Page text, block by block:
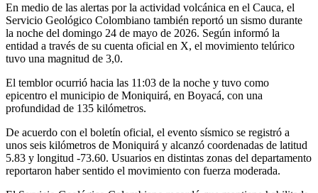
En medio de las alertas por la actividad volcánica en el Cauca, el
Servicio Geológico Colombiano también reportó un sismo durante
la noche del domingo 24 de mayo de 2026. Según informó la
entidad a través de su cuenta oficial en X, el movimiento telúrico
tuvo una magnitud de 3,0.
El temblor ocurrió hacia las 11:03 de la noche y tuvo como
epicentro el municipio de Moniquirá, en Boyacá, con una
profundidad de 135 kilómetros.
De acuerdo con el boletín oficial, el evento sísmico se registró a
unos seis kilómetros de Moniquirá y alcanzó coordenadas de latitud
5.83 y longitud -73.60. Usuarios en distintas zonas del departamento
reportaron haber sentido el movimiento con fuerza moderada.